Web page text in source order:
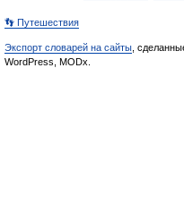
👣 Путешествия
Экспорт словарей на сайты ,
WordPress, MODx.